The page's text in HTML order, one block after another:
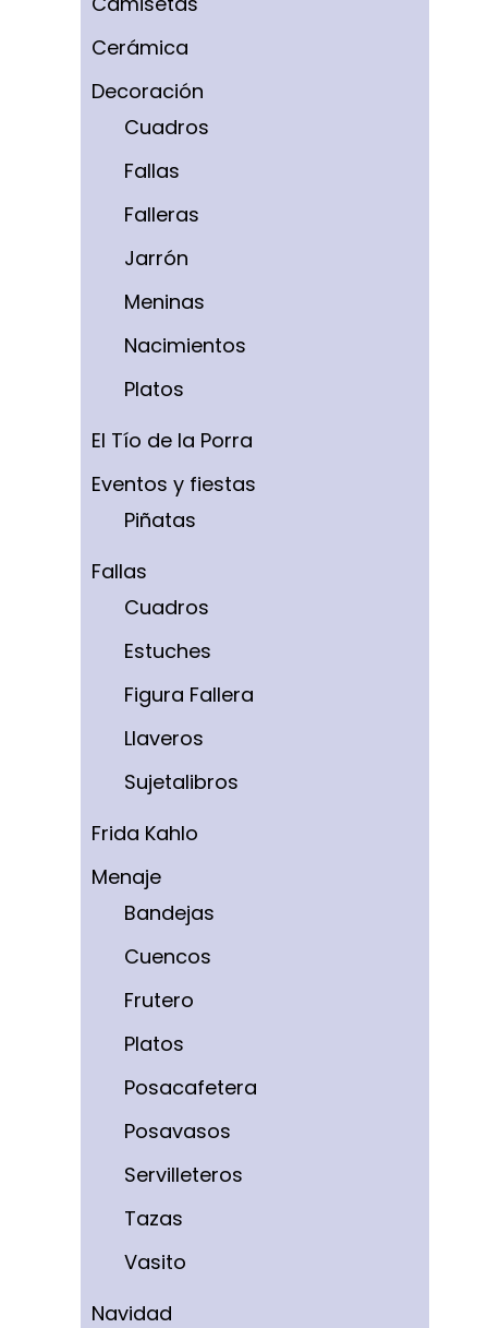
Cerámica
Decoración
Cuadros
Fallas
Falleras
Jarrón
Meninas
Nacimientos
Platos
El Tío de la Porra
Eventos y fiestas
Piñatas
Fallas
Cuadros
Estuches
Figura Fallera
Llaveros
Sujetalibros
Frida Kahlo
Menaje
Bandejas
Cuencos
Frutero
Platos
Posacafetera
Posavasos
Servilleteros
Tazas
Vasito
Navidad